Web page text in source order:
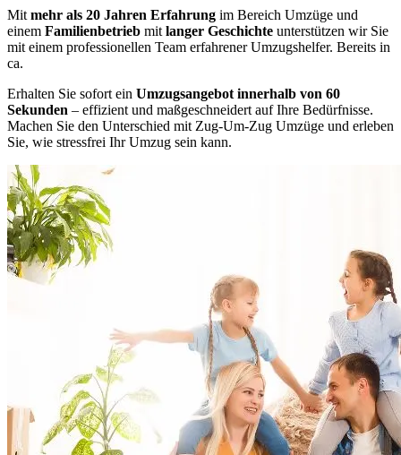
Mit mehr als 20 Jahren Erfahrung im Bereich Umzüge und
einem Familienbetrieb mit langer Geschichte unterstützen wir Sie
mit einem professionellen Team erfahrener Umzugshelfer. Bereits in
ca.
Erhalten Sie sofort ein Umzugsangebot innerhalb von 60
Sekunden – effizient und maßgeschneidert auf Ihre Bedürfnisse.
Machen Sie den Unterschied mit Zug-Um-Zug Umzüge und erleben
Sie, wie stressfrei Ihr Umzug sein kann.